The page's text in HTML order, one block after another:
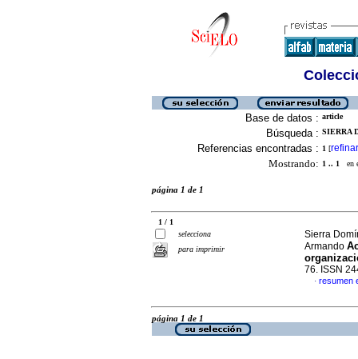
Base de datos : article
Búsqueda : SIERRA
Referencias encontradas : 1 [refinar
Mostrando: 1 .. 1 en
página 1 de 1
1 / 1
selecciona
para imprimir
Sierra
Armando
76. ISSN
· resumen
página 1 de 1